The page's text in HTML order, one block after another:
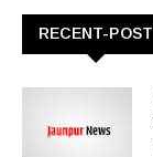
RECENT-POST